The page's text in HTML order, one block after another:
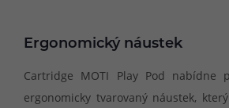
Ergonomický náustek
Cartridge MOTI Play Pod nabídne
ergonomicky tvarovaný náustek,